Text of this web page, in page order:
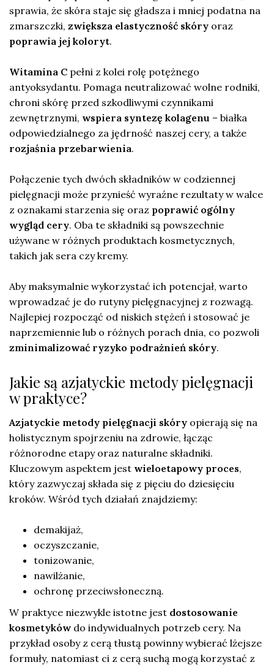
sprawia, że skóra staje się gładsza i mniej podatna na
zmarszczki, zwiększa elastyczność skóry oraz
poprawia jej koloryt.
Witamina C pełni z kolei rolę potężnego
antyoksydantu. Pomaga neutralizować wolne rodniki,
chroni skórę przed szkodliwymi czynnikami
zewnętrznymi, wspiera syntezę kolagenu – białka
odpowiedzialnego za jędrność naszej cery, a także
rozjaśnia przebarwienia.
Połączenie tych dwóch składników w codziennej
pielęgnacji może przynieść wyraźne rezultaty w walce
z oznakami starzenia się oraz poprawić ogólny
wygląd cery. Oba te składniki są powszechnie
używane w różnych produktach kosmetycznych,
takich jak sera czy kremy.
Aby maksymalnie wykorzystać ich potencjał, warto
wprowadzać je do rutyny pielęgnacyjnej z rozwagą.
Najlepiej rozpocząć od niskich stężeń i stosować je
naprzemiennie lub o różnych porach dnia, co pozwoli
zminimalizować ryzyko podrażnień skóry.
Jakie są azjatyckie metody pielęgnacji
w praktyce?
Azjatyckie metody pielęgnacji skóry opierają się na
holistycznym spojrzeniu na zdrowie, łącząc
różnorodne etapy oraz naturalne składniki.
Kluczowym aspektem jest wieloetapowy proces,
który zazwyczaj składa się z pięciu do dziesięciu
kroków. Wśród tych działań znajdziemy:
demakijaż,
oczyszczanie,
tonizowanie,
nawilżanie,
ochronę przeciwsłoneczną.
W praktyce niezwykle istotne jest dostosowanie
kosmetyków do indywidualnych potrzeb cery. Na
przykład osoby z cerą tłustą powinny wybierać lżejsze
formuły, natomiast ci z cerą suchą mogą korzystać z